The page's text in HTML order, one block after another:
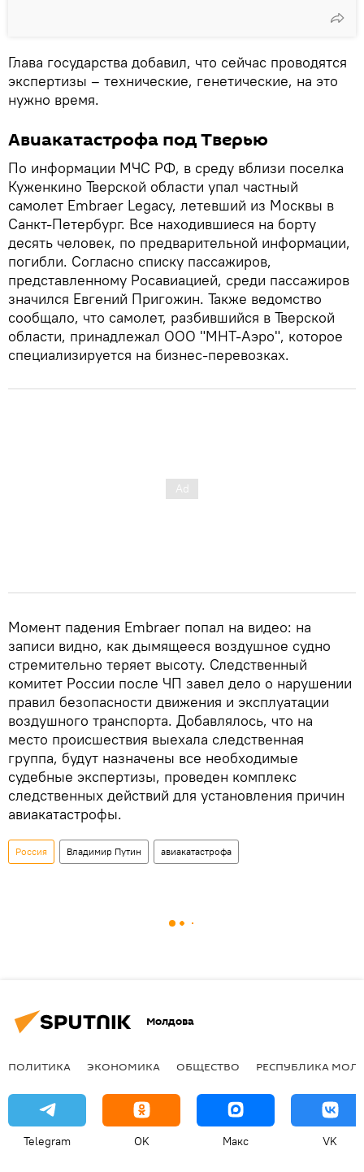
Глава государства добавил, что сейчас проводятся
экспертизы – технические, генетические, на это
нужно время.
Авиакатастрофа под Тверью
По информации МЧС РФ, в среду вблизи поселка
Куженкино Тверской области упал частный
самолет Embraer Legacy, летевший из Москвы в
Санкт-Петербург. Все находившиеся на борту
десять человек, по предварительной информации,
погибли. Согласно списку пассажиров,
представленному Росавиацией, среди пассажиров
значился Евгений Пригожин. Также ведомство
сообщало, что самолет, разбившийся в Тверской
области, принадлежал ООО "МНТ-Аэро", которое
специализируется на бизнес-перевозках.
Момент падения Embraer попал на видео: на
записи видно, как дымящееся воздушное судно
стремительно теряет высоту. Следственный
комитет России после ЧП завел дело о нарушении
правил безопасности движения и эксплуатации
воздушного транспорта. Добавлялось, что на
место происшествия выехала следственная
группа, будут назначены все необходимые
судебные экспертизы, проведен комплекс
следственных действий для установления причин
авиакатастрофы.
Россия Владимир Путин авиакатастрофа
Молдова
ПОЛИТИКА ЭКОНОМИКА ОБЩЕСТВО РЕСПУБЛИКА
Telegram OK Макс VK